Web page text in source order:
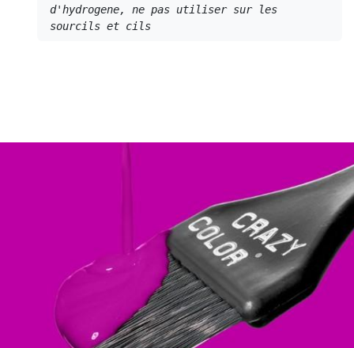
d'hydrogene, ne pas utiliser sur les
sourcils et cils